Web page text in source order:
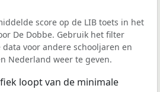
score op de LIB toets in het
De Dobbe. Gebruik het filter
voor andere schooljaren en
Nederland weer te geven.
loopt van de minimale